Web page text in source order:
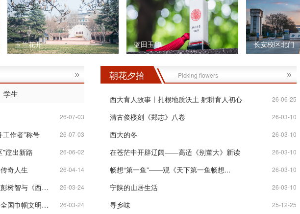
玉兰花开 蓝田玉印 长安校区北门
学生
26-07-03
26-07-03
作者”称号
26-06-02
蹚出新路
26-04-14
奇人生
26-03-24
与《西安日...
26-03-24
帼文明岗称号
朝花夕拾 — Picking flowers
26-06-25
西大育人故事丨扎根地质沃土 躬耕育人初心
26-03-10
清古俊楼刻《郑志》八卷
26-03-10
西大的冬
26-03-10
在苍茫中开辟辽阔——高适《别董大》新读
26-03-10
畅想“第一鱼”——观《天下第一鱼畅想...
26-03-10
宁陕的山居生活
25-12-25
寻乡味